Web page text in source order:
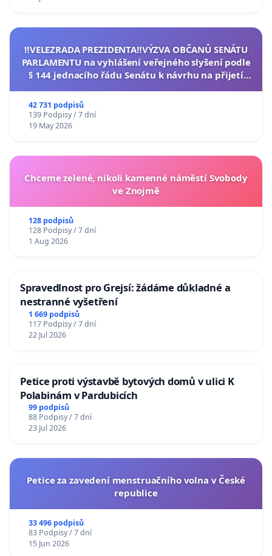
‼️VELEZRADA PREZIDENTA‼️VÝZVA OBČANŮ SENÁTU
PARLAMENTU na vyhlášení veřejného slyšení podle
§ 144 jednacího řádu Senátu k návrhu na přijetí
42 731 podpisů
139 Podpisy / 7 dní
19 May 2026
Chceme zelené, nikoli kamenné náměstí Svobody
ve Znojmě
128 podpisů
128 Podpisy / 7 dní
1 Aug 2026
Spravedlnost pro Grejsí: žádáme důkladné a
nestranné vyšetření
1 669 podpisů
117 Podpisy / 7 dní
22 Jul 2026
Petice proti výstavbě bytových domů v ulici K
Polabinám v Pardubicích
99 podpisů
88 Podpisy / 7 dní
23 Jul 2026
Petice za zavedení menstruačního volna v České
republice
33 496 podpisů
83 Podpisy / 7 dní
15 Jun 2026